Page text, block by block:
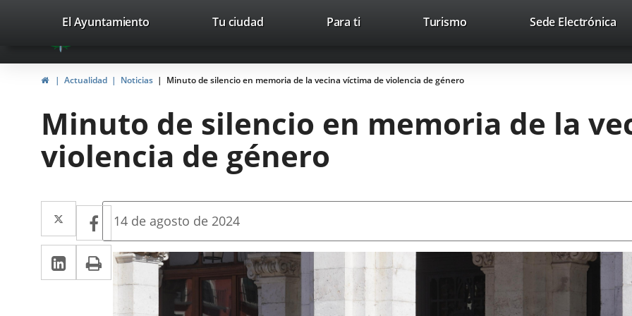
Portal
Web
del
Valladolid
avaTop Trabaja con nosotros Contacto
valladolid.es
El Ayuntamiento Tu ciudad Para ti TurismoThis
open
pop-
up
Sede ElectrónicaLink
HomeActualidad Noticias Minuto de silencio en memoria de la vecina víctima de violencia de género
Minuto de silencio en memoria de la
violencia de género
Twitter
Enlace
a
una
aplicación
externa.
Facebook
Enlace
a
una
aplicación
Linkedin
Enlace
a
Print
Fecha
la
noticia
14 de agosto de 2024